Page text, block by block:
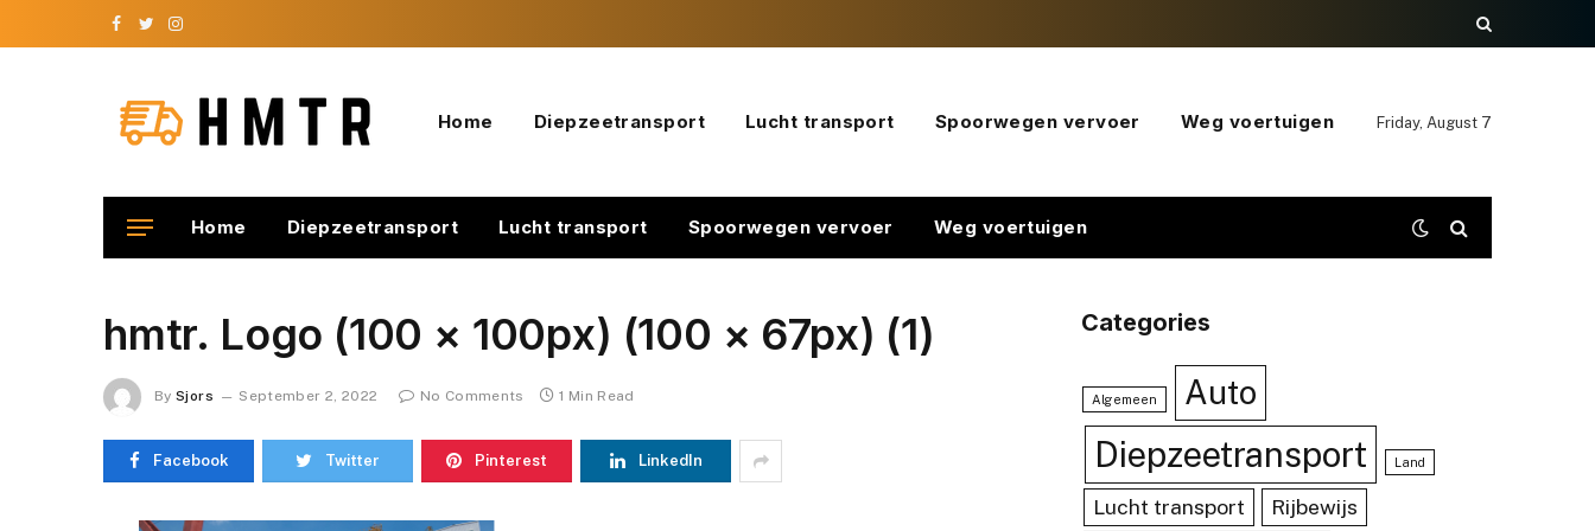
Facebook
TwitterInstagram
Home Diepzeetransport Lucht transport Spoorwegen vervoer Weg voertuigen Friday, August 7
Home Diepzeetransport Lucht transport Spoorwegen vervoer Weg voertuigen
hmtr. Logo (100 × 100px) (100 × 67px) (1)
By Sjors September 2, 2022 No Comments 1 Min Read
Facebook Twitter Pinterest LinkedIn
Categories
Algemeen Auto
Diepzeetransport Land
Lucht transport Rijbewijs